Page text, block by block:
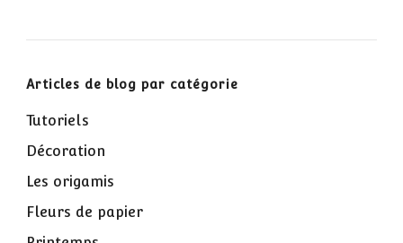
Articles de blog par catégorie
Tutoriels
Décoration
Les origamis
Fleurs de papier